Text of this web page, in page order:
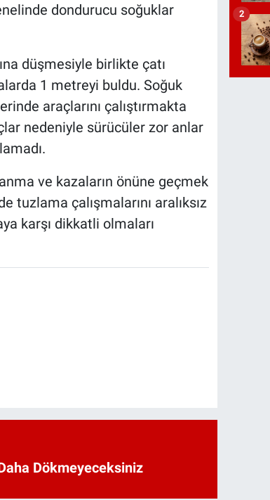
dondurucu soğuklar
düşmesiyle birlikte çatı
1 metreyi buldu. Soğuk
araçlarını çalıştırmakta
nedeniyle sürücüler zor anlar
ve kazaların önüne geçmek
çalışmalarını aralıksız
karşı dikkatli olmaları
Dökmeyeceksiniz
2